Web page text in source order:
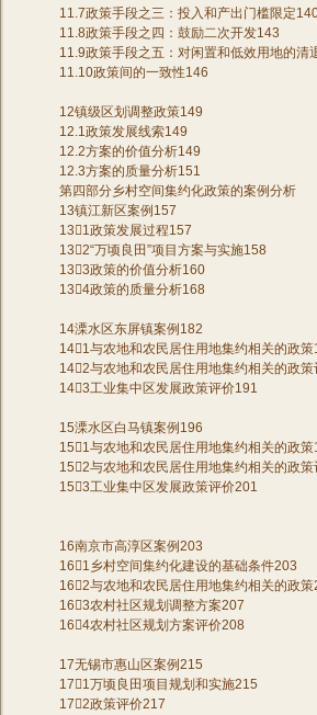
11.7政策手段之三：投入和产出门槛限定
11.8政策手段之四：鼓励二次开发143
11.9政策手段之五：对闲置和低效用地的清
11.10政策间的一致性146
12镇级区划调整政策149
12.1政策发展线索149
12.2方案的价值分析149
12.3方案的质量分析151
第四部分乡村空间集约化政策的案例分析
13镇江新区案例157
131政策发展过程157
132“万顷良田”项目方案与实施158
133政策的价值分析160
134政策的质量分析168
14溧水区东屏镇案例182
141与农地和农民居住用地集约相关的政策
142与农地和农民居住用地集约相关的政策
143工业集中区发展政策评价191
15溧水区白马镇案例196
151与农地和农民居住用地集约相关的政策
152与农地和农民居住用地集约相关的政策
153工业集中区发展政策评价201
16南京市高淳区案例203
161乡村空间集约化建设的基础条件203
162与农地和农民居住用地集约相关的政策
163农村社区规划调整方案207
164农村社区规划方案评价208
17无锡市惠山区案例215
171万顷良田项目规划和实施215
172政策评价217